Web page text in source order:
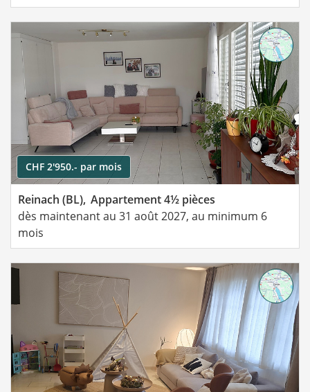
CHF 2'950.- par mois
Reinach (BL), Appartement 4½ pièces
dès maintenant au 31 août 2027, au minimum 6
mois